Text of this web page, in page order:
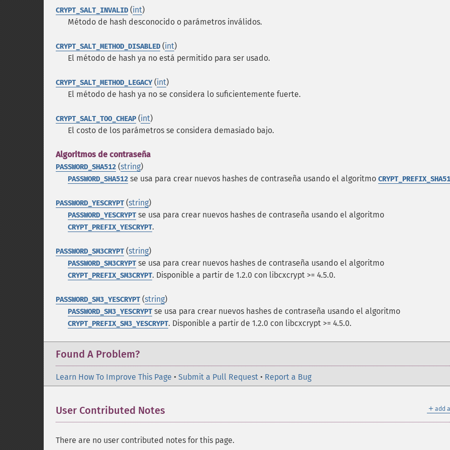
CRYPT_SALT_INVALID (int)
Método de hash desconocido o parámetros inválidos.
CRYPT_SALT_METHOD_DISABLED (int)
El método de hash ya no está permitido para ser usado.
CRYPT_SALT_METHOD_LEGACY(int)
El método de hash ya no se considera lo suficientemente fuerte.
CRYPT_SALT_TOO_CHEAP (int)
El costo de los parámetros se considera demasiado bajo.
Algoritmos de contraseña
PASSWORD_SHA512 (string)
PASSWORD_SHA512 se usa para crear nuevos hashes de contraseña usando el algoritmo
PASSWORD_YESCRYPT (string)
PASSWORD_YESCRYPT se usa para crear nuevos hashes de contraseña usando el algoritmo
CRYPT_PREFIX_YESCRYPT.
PASSWORD_SM3CRYPT (string)
PASSWORD_SM3CRYPT se usa para crear nuevos hashes de contraseña usando el algoritmo
CRYPT_PREFIX_SM3CRYPT. Disponible a partir de 1.2.0 con libcxcrypt >= 4.5.0.
PASSWORD_SM3_YESCRYPT (string)
PASSWORD_SM3_YESCRYPT se usa para crear nuevos hashes de contraseña usando el algoritmo
CRYPT_PREFIX_SM3_YESCRYPT. Disponible a partir de 1.2.0 con libcxcrypt >= 4.5.0.
Found A Problem?
Learn How To Improve This Page • Submit a Pull Request • Report a Bug
＋ add
User Contributed Notes
There are no user contributed notes for this page.